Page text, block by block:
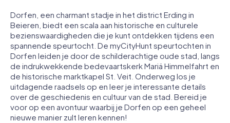
Dorfen, een charmant stadje in het district Erding in
Beieren, biedt een scala aan historische en culturele
bezienswaardigheden die je kunt ontdekken tijdens een
spannende speurtocht. De myCityHunt speurtochten in
Dorfen leiden je door de schilderachtige oude stad, langs
de indrukwekkende bedevaartskerk Mariä Himmelfahrt en
de historische marktkapel St. Veit. Onderweg los je
uitdagende raadsels op en leer je interessante details
over de geschiedenis en cultuur van de stad. Bereid je
voor op een avontuur waarbij je Dorfen op een geheel
nieuwe manier zult leren kennen!